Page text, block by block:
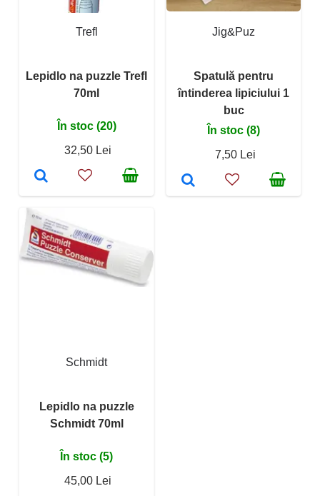
Trefl
Lepidlo na puzzle Trefl
70ml
În stoc (20)
32,50 Lei
Jig&Puz
Spatulă pentru
întinderea lipiciului 1
buc
În stoc (8)
7,50 Lei
Schmidt
Lepidlo na puzzle
Schmidt 70ml
În stoc (5)
45,00 Lei